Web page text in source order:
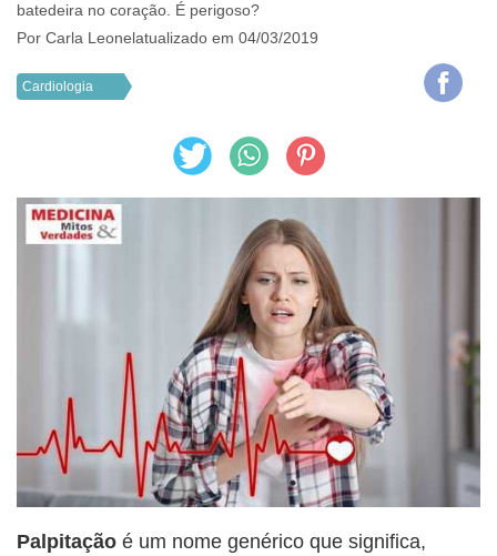
batedeira no coração. É perigoso?
Por Carla Leonelatualizado em 04/03/2019
Cardiologia
Palpitação é um nome genérico que significa,